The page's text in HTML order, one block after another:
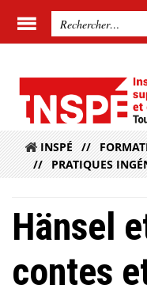
INSPÉ
PRATIQUES
Hänsel
contes